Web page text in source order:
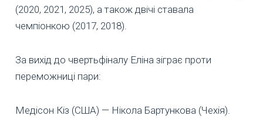
(2020, 2021, 2025), а також двічі ставала
чемпіонкою (2017, 2018).
За вихід до чвертьфіналу Еліна зіграє проти
переможниці пари:
Медісон Кіз (США) — Нікола Бартункова (Чехія).